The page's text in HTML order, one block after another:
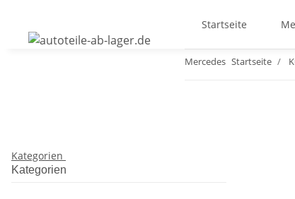
Startseite
Mercedes Startseite
Kategorien
Kategorien